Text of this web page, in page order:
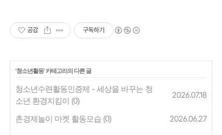
공감 구독하기
'청소년활동' 카테고리의 다른 글
청소년수련활동인증제 - 세상을 바꾸는 청
소년 환경지킴이 (0)
2026.07.18
촌경제놀이 마켓 활동모습 (0) 2026.06.27